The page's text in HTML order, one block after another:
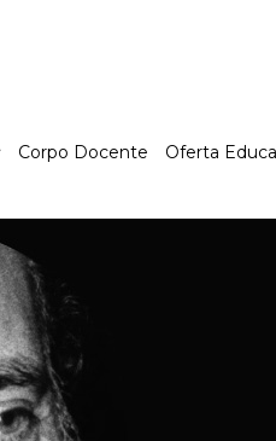
Corpo Docente Oferta